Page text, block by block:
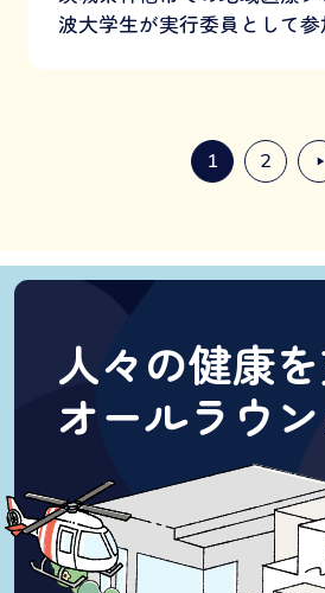
波大学生が実行委員として参
1 2
人々の健康
オールラウ